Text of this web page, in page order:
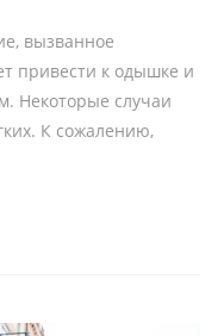
вызванное
привести к одышке и
Некоторые случаи
К сожалению,